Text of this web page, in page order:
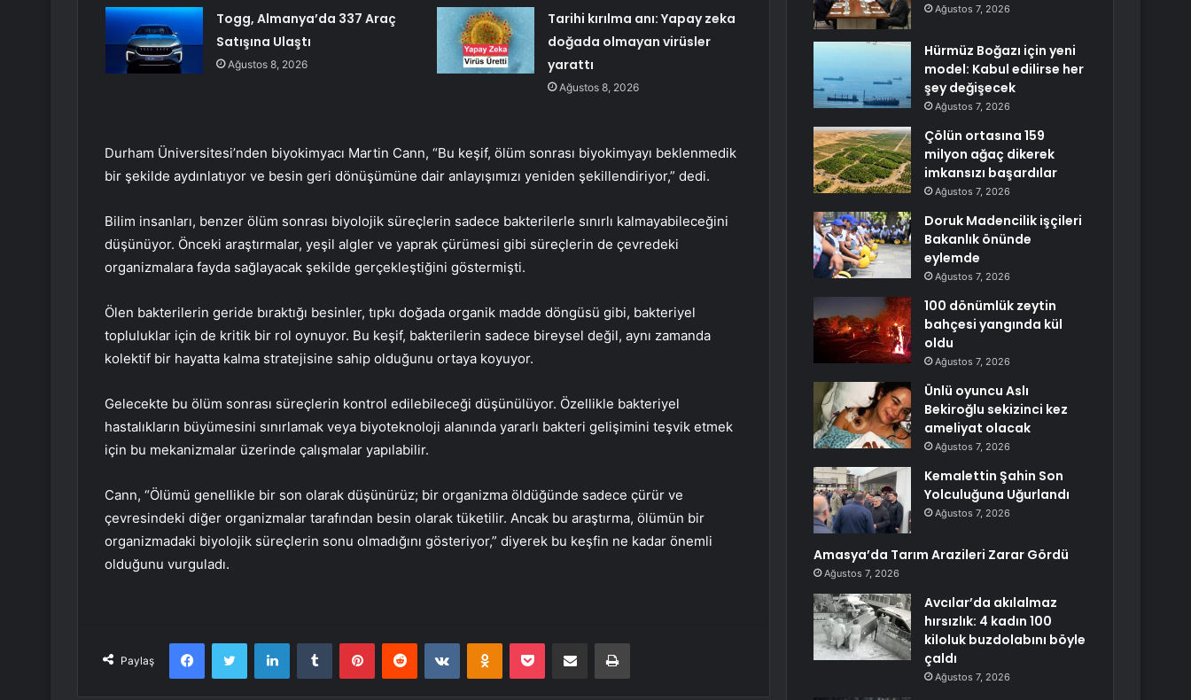
Togg, Almanya’da 337 Araç
Satışına Ulaştı
Ağustos 8, 2026
Tarihi kırılma anı: Yapay zeka
doğada olmayan virüsler
yarattı
Ağustos 8, 2026
Durham Üniversitesi’nden biyokimyacı Martin Cann, “Bu keşif, ölüm sonrası biyokimyayı beklenmedik
bir şekilde aydınlatıyor ve besin geri dönüşümüne dair anlayışımızı yeniden şekillendiriyor,” dedi.
Bilim insanları, benzer ölüm sonrası biyolojik süreçlerin sadece bakterilerle sınırlı kalmayabileceğini
düşünüyor. Önceki araştırmalar, yeşil algler ve yaprak çürümesi gibi süreçlerin de çevredeki
organizmalara fayda sağlayacak şekilde gerçekleştiğini göstermişti.
Ölen bakterilerin geride bıraktığı besinler, tıpkı doğada organik madde döngüsü gibi, bakteriyel
topluluklar için de kritik bir rol oynuyor. Bu keşif, bakterilerin sadece bireysel değil, aynı zamanda
kolektif bir hayatta kalma stratejisine sahip olduğunu ortaya koyuyor.
Gelecekte bu ölüm sonrası süreçlerin kontrol edilebileceği düşünülüyor. Özellikle bakteriyel
hastalıkların büyümesini sınırlamak veya biyoteknoloji alanında yararlı bakteri gelişimini teşvik etmek
için bu mekanizmalar üzerinde çalışmalar yapılabilir.
Cann, “Ölümü genellikle bir son olarak düşünürüz; bir organizma öldüğünde sadece çürür ve
çevresindeki diğer organizmalar tarafından besin olarak tüketilir. Ancak bu araştırma, ölümün bir
organizmadaki biyolojik süreçlerin sonu olmadığını gösteriyor,” diyerek bu keşfin ne kadar önemli
olduğunu vurguladı.
Paylaş
FacebookTwitter LinkedInTumblr PinterestReddit VKontakteOdnoklassniki
Pocket E-Posta ile paylaş Yazdır
Ağustos 7, 2026
Hürmüz Boğazı için yeni
model: Kabul edilirse her
şey değişecek
Ağustos 7, 2026
Çölün ortasına 159
milyon ağaç dikerek
imkansızı başardılar
Ağustos 7, 2026
Doruk Madencilik işçileri
Bakanlık önünde
eylemde
Ağustos 7, 2026
100 dönümlük zeytin
bahçesi yangında kül
oldu
Ağustos 7, 2026
Ünlü oyuncu Aslı
Bekiroğlu sekizinci kez
ameliyat olacak
Ağustos 7, 2026
Kemalettin Şahin Son
Yolculuğuna Uğurlandı
Ağustos 7, 2026
Amasya’da Tarım Arazileri Zarar Gördü
Ağustos 7, 2026
Avcılar’da akılalmaz
hırsızlık: 4 kadın 100
kiloluk buzdolabını böyle
çaldı
Ağustos 7, 2026